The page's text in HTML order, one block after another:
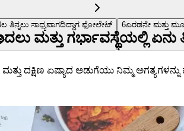
ತಿನ್ನಲು ಸಾಧ್ಯವಾಗದಿದ್ದಾಗ ಫೋಲೇಟ್ 6ಎರಡನೇ ಮತ್ತು
ಗರ್ಭಾವಸ್ಥೆಯಲ್ಲಿ ಏನು
ದಕ್ಷಿಣ ಏಷ್ಯಾದ ಅಡುಗೆಯು ನಿಮ್ಮ ಅಗತ್ಯಗಳನ್ನು